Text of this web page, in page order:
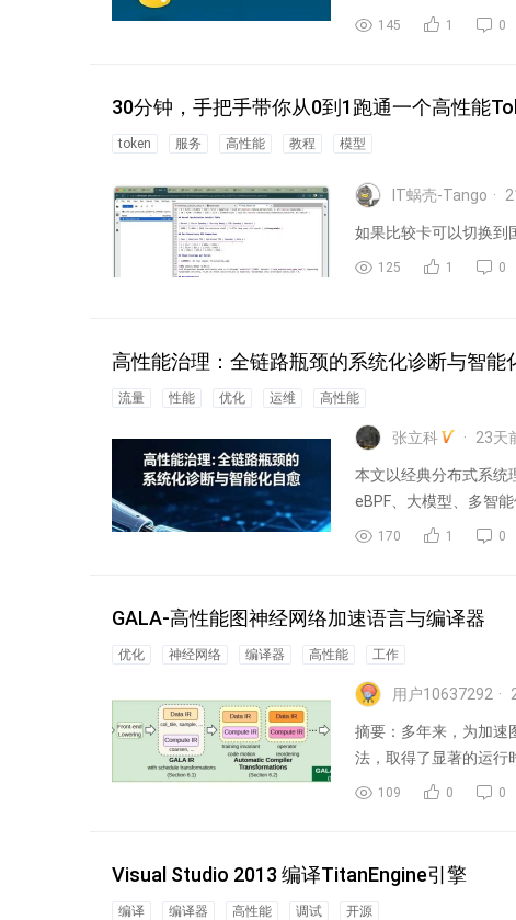
145 1 0
30分钟，手把手带你从0到1跑通一个高性能
token 服务 高性能 教程 模型
IT蜗壳-Tango
如果比较卡可以切换
125 1 0
高性能治理：全链路瓶颈的系统化诊断与智能
流量 性能 优化 运维 高性能
张立科 23天
本文以经典分布式系统
eBPF、大模型、多智
理体系。...
170 1 0
GALA-高性能图神经网络加速语言与编译器
优化 神经网络 编译器 高性能 工作
用户10637292
摘要：多年来，为加速
法，取得了显著的运行
（intra...
109 0 0
Visual Studio 2013 编译TitanEngine引擎
编译 编译器 高性能 调试 开源